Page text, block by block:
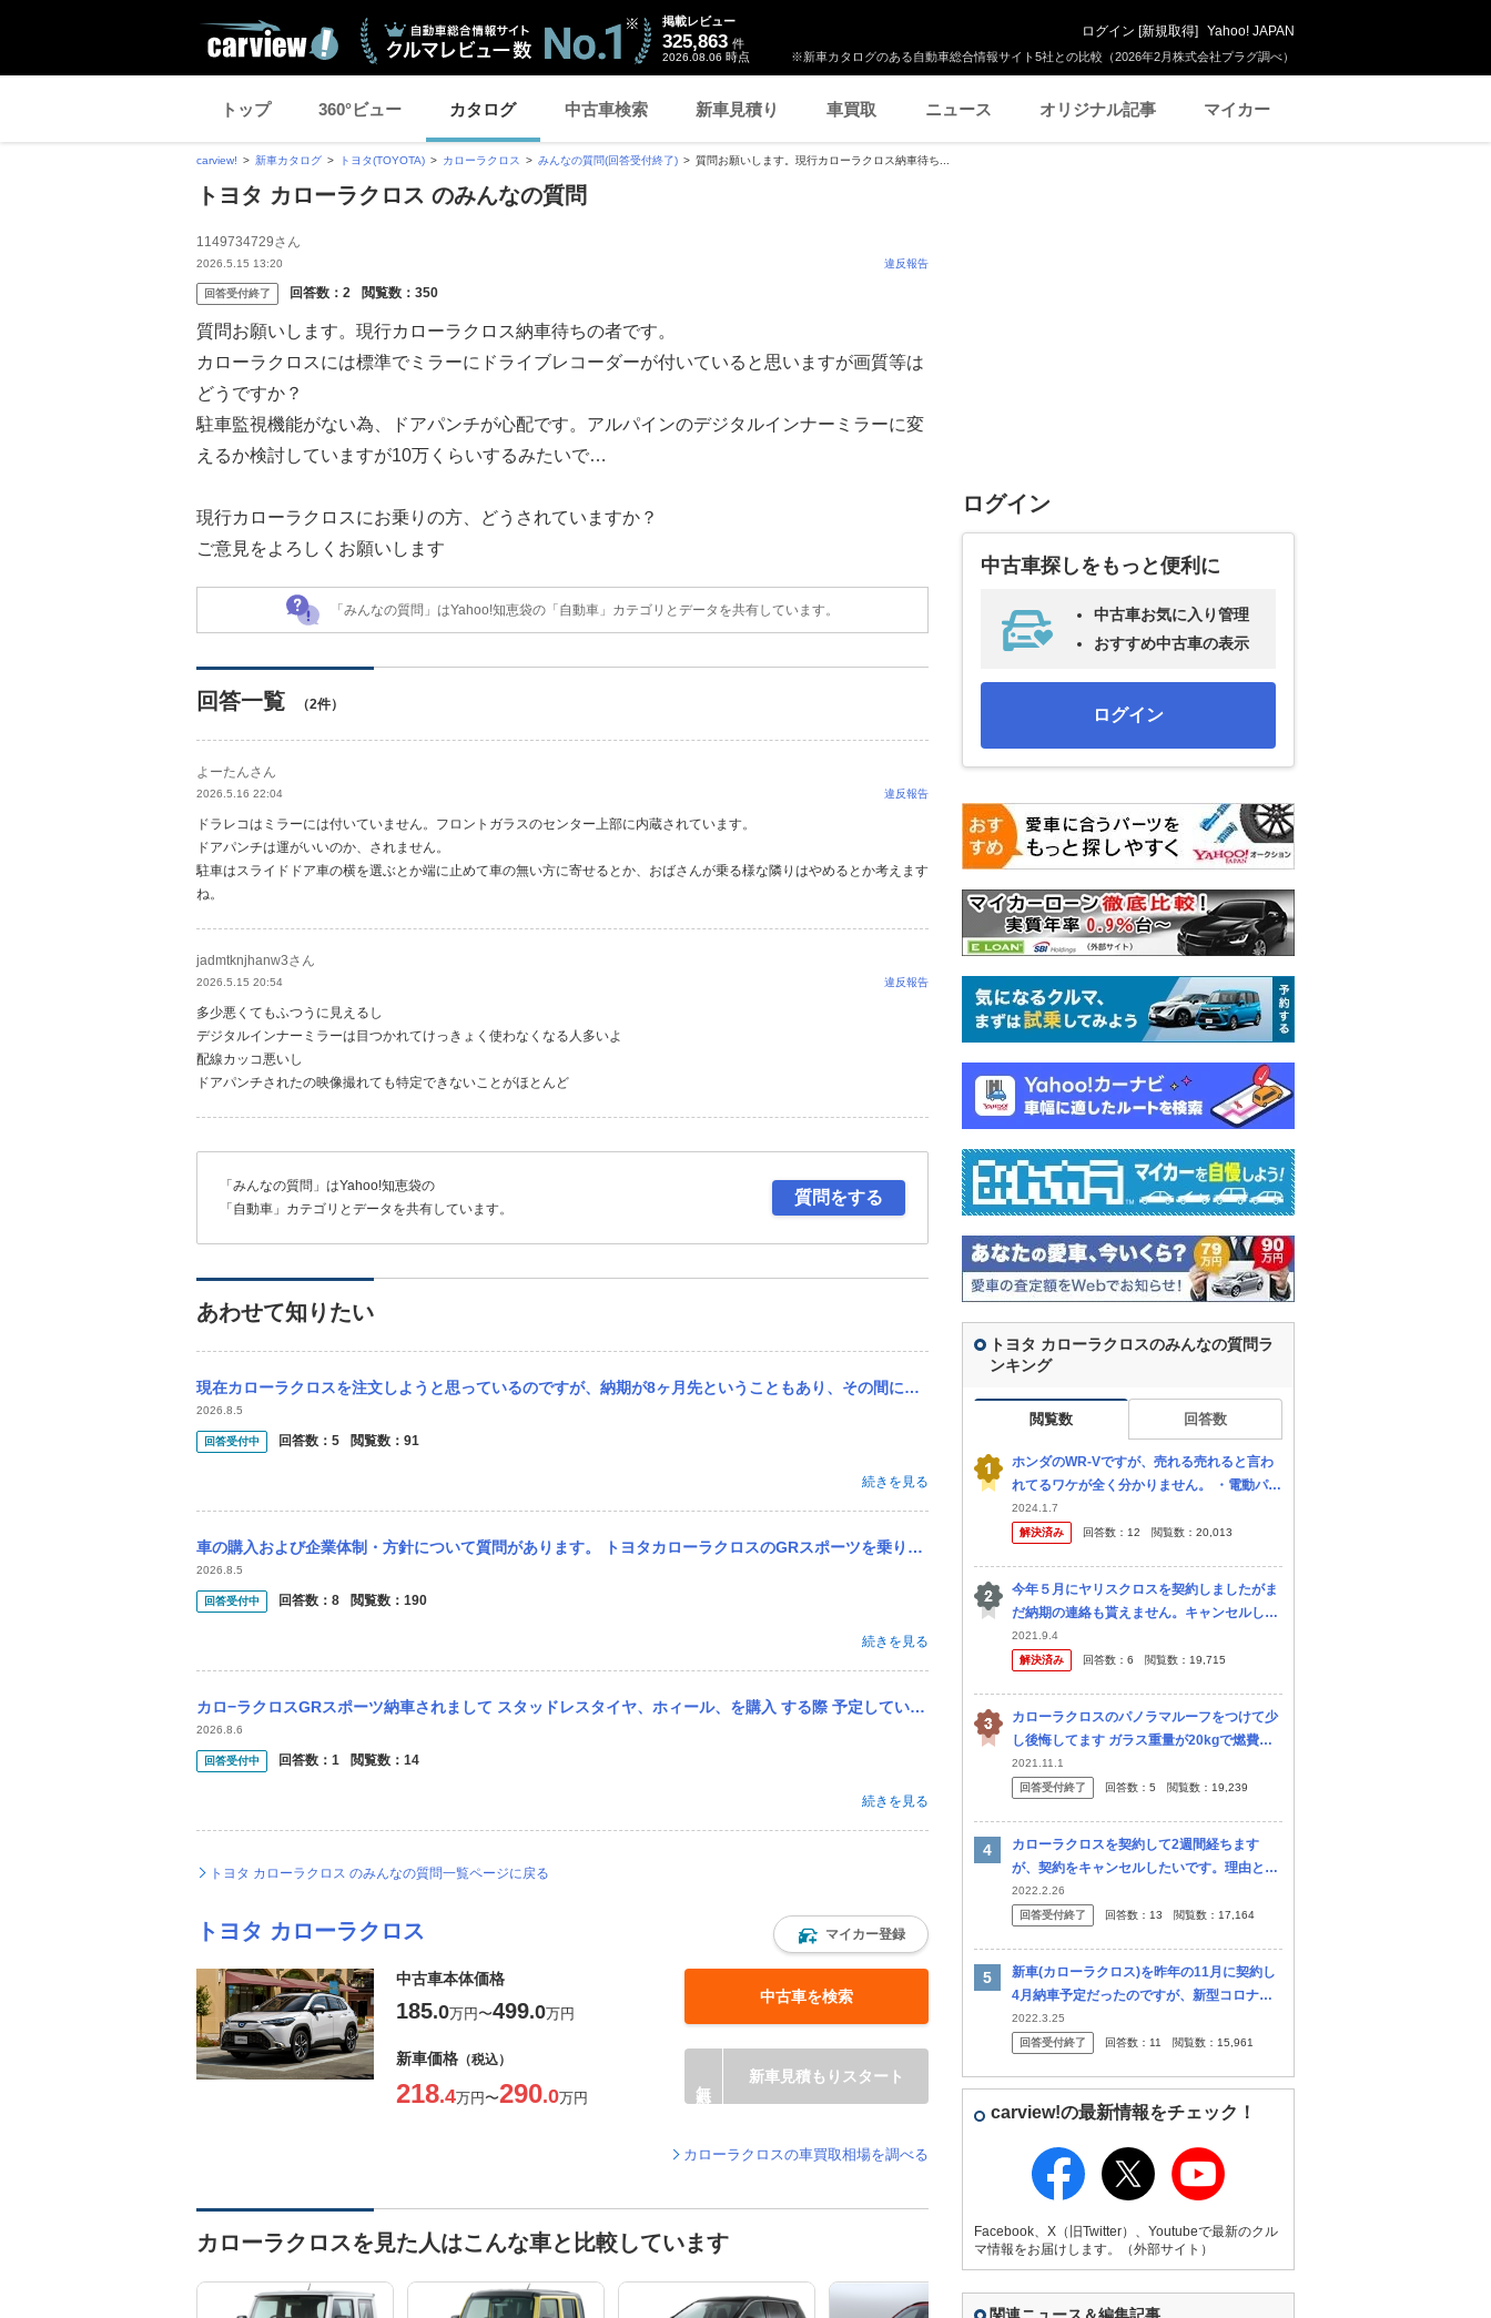
※新車カタログのある自動車総合情報サイト5社との比較（2026年2月株式会社プラグ調べ）
掲載レビュー
325,863 件
2026.08.06 時点
ログイン [新規取得] Yahoo! JAPAN
トップ 360°ビュー カタログ 中古車検索 新車見積り 車買取 ニュース オリジナル記事 マイカー
carview! 新車カタログ トヨタ(TOYOTA) カローラクロス みんなの質問(回答受付終了) 質問お願いします。現行カローラクロス納車待ち...
トヨタ カローラクロス のみんなの質問
1149734729さん
2026.5.15 13:20 違反報告
回答受付終了 回答数： 2 閲覧数： 350
質問お願いします。現行カローラクロス納車待ちの者です。
カローラクロスには標準でミラーにドライブレコーダーが付いていると思いますが画質等は
どうですか？
駐車監視機能がない為、ドアパンチが心配です。アルパインのデジタルインナーミラーに変
えるか検討していますが10万くらいするみたいで…
現行カローラクロスにお乗りの方、どうされていますか？
ご意見をよろしくお願いします
「みんなの質問」はYahoo!知恵袋の「自動車」カテゴリとデータを共有しています。
回答一覧 （2件）
よーたんさん
2026.5.16 22:04 違反報告
ドラレコはミラーには付いていません。フロントガラスのセンター上部に内蔵されています。
ドアパンチは運がいいのか、されません。
駐車はスライドドア車の横を選ぶとか端に止めて車の無い方に寄せるとか、おばさんが乗る様な隣りはやめるとか考えます
ね。
jadmtknjhanw3さん
2026.5.15 20:54 違反報告
多少悪くてもふつうに見えるし
デジタルインナーミラーは目つかれてけっきょく使わなくなる人多いよ
配線カッコ悪いし
ドアパンチされたの映像撮れても特定できないことがほとんど
「みんなの質問」はYahoo!知恵袋の
「自動車」カテゴリとデータを共有しています。
質問をする
あわせて知りたい
現在カローラクロスを注文しようと思っているのですが、納期が8ヶ月先ということもあり、その間にフルモデルチェンジが発表されないか不安です。 リセールのことを考えるとこのタイミングでの注文はどう思い...
2026.8.5
回答受付中 回答数： 5 閲覧数： 91
続きを見る
車の購入および企業体制・方針について質問があります。 トヨタカローラクロスのGRスポーツを乗りたく、先日県外の方まで試乗しに行きました(県内に試乗車は無いため)。 見積もり依頼をして概算費用等お...
2026.8.5
回答受付中 回答数： 8 閲覧数： 190
続きを見る
カロ−ラクロスGRスポーツ納車されまして スタッドレスタイヤ、ホィール、を購入 する際 予定しているサイズBBS CS１８ 7.5 インセット38 225 50ですタイヤは横浜を 考えています ...
2026.8.6
回答受付中 回答数： 1 閲覧数： 14
続きを見る
トヨタ カローラクロス のみんなの質問一覧ページに戻る
トヨタ カローラクロス マイカー登録
中古車本体価格
185.0万円〜499.0万円
中古車を検索
新車価格 （税込）
218.4万円〜290.0万円
新車見積もりスタート
カローラクロスの車買取相場を調べる
カローラクロスを見た人はこんな車と比較しています
ログイン
中古車探しをもっと便利に
中古車お気に入り管理
おすすめ中古車の表示
ログイン
トヨタ カローラクロスのみんなの質問ラ
ンキング
閲覧数 回答数
ホンダのWR-Vですが、売れる売れると言わ
れてるワケが全く分かりません。 ・電動パー
キングブレーキ＆ブレーキホールド ・全車速
対応ACC ・ブラインドスポットモニター 最
2024.1.7
解決済み
回答数： 12 閲覧数： 20,013
今年５月にヤリスクロスを契約しましたがま
だ納期の連絡も貰えません。キャンセルして
カローラクロスを購入できるでしょうか？
2021.9.4
解決済み
回答数： 6 閲覧数： 19,715
カローラクロスのパノラマルーフをつけて少
し後悔してます ガラス重量が20kgで燃費が
悪くなる 汚れたとき手入れが面倒 雪が降る
地域なので霜がかかってシェードの間がカビ
2021.11.1
回答受付終了
回答数： 5 閲覧数： 19,239
カローラクロスを契約して2週間経ちます
が、契約をキャンセルしたいです。理由とし
ては納期が9月と言われてましたが11月まで
伸びて流石に長いなと感じたところ、 駐車場
2022.2.26
回答受付終了
回答数： 13 閲覧数： 17,164
新車(カローラクロス)を昨年の11月に契約し
4月納車予定だったのですが、新型コロナの
感染再拡大、トヨタのサイバー攻撃被害、地
震による被害、ウクライナ情勢などが重な
2022.3.25
回答受付終了
回答数： 11 閲覧数： 15,961
carview!の最新情報をチェック！
Facebook、X（旧Twitter）、Youtubeで最新のクル
マ情報をお届けします。（外部サイト）